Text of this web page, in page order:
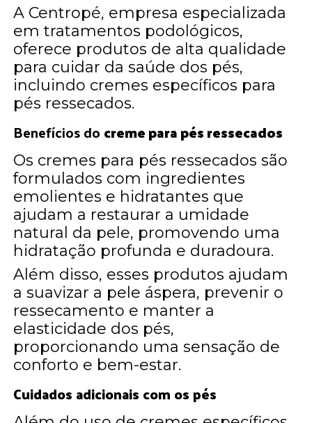
A Centropé, empresa especializada
em tratamentos podológicos,
oferece produtos de alta qualidade
para cuidar da saúde dos pés,
incluindo cremes específicos para
pés ressecados.
Benefícios docreme para pés ressecados
Os cremes para pés ressecados são
formulados com ingredientes
emolientes e hidratantes que
ajudam a restaurar a umidade
natural da pele, promovendo uma
hidratação profunda e duradoura.
Além disso, esses produtos ajudam
a suavizar a pele áspera, prevenir o
ressecamento e manter a
elasticidade dos pés,
proporcionando uma sensação de
conforto e bem-estar.
Cuidados adicionais com os pés